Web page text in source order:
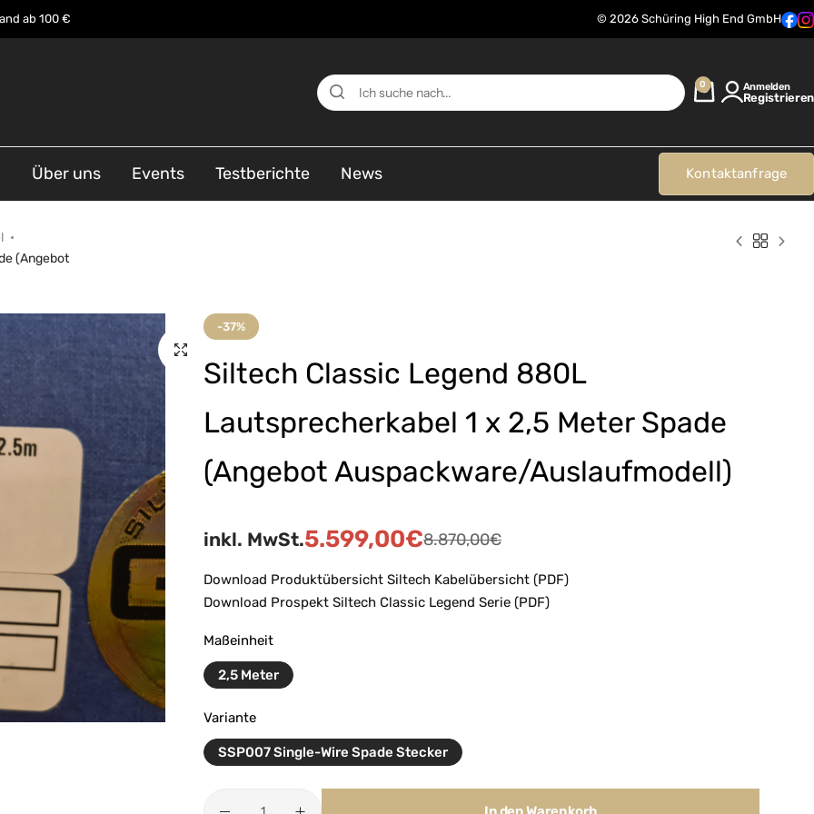
ab 100 € © 2026 Schüring High End GmbH
0 Anmelden
Registrieren
Über uns Events Testberichte News Kontaktanfrage
(Angebot
-37%
Siltech Classic Legend 880L
Lautsprecherkabel 1 x 2,5 Meter Spade
(Angebot Auspackware/Auslaufmodell)
8.870,00€
5.599,00€
inkl. MwSt.
Download Produktübersicht Siltech Kabelübersicht (PDF)
Download Prospekt Siltech Classic Legend Serie (PDF)
Maßeinheit
2,5 Meter
Variante
SSP007 Single-Wire Spade Stecker